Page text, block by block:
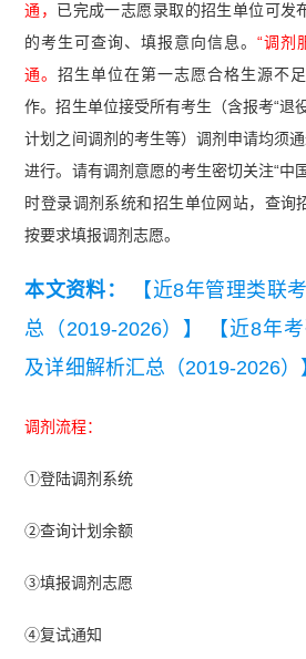
通， 已完成一志愿录取的招生单位可发
的考生可查询、填报意向信息。 “调剂
通。招生单位在第一志愿合格生源不
作。招生单位接受所有考生（含报考“退
计划之间调剂的考生等）调剂申请均须
进行。请有调剂意愿的考生密切关注“中
时登录调剂系统和招生单位网站，查询
按要求填报调剂志愿。
本文资料：
【近8年管理类联
总（2019-2026）】
【近8年
及详细解析汇总（2019-2026）
调剂流程：
①登陆调剂系统
②查询计划余额
③填报调剂志愿
④复试通知